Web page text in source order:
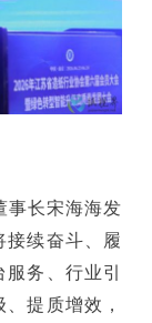
长宋海海发
接续奋斗、履
务、行业引
提质增效，